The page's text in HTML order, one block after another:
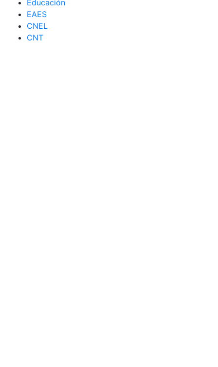
Educación
EAES
CNEL
CNT